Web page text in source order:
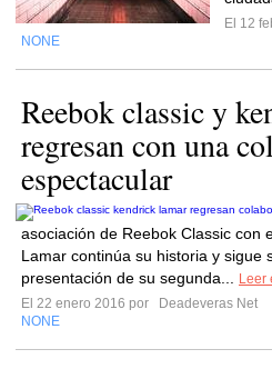
El 12
NONE
Reebok classic y
regresan con una
espectacular
asociación de Reebok Classic con
Lamar continúa su historia y sigue
presentación de su segunda...
Leer
El 22 enero 2016 por
Deadeveras Net
NONE